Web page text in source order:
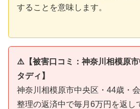
することを意味します。
⚠️【被害口コミ：神奈川相模原
タディ】
神奈川相模原市中央区・44歳・
整理の返済中で毎月6万円を返し